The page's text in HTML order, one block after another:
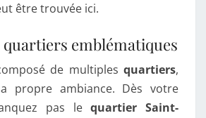
être trouvée ici.
quartiers emblématiques
de multiples quartiers,
propre ambiance. Dès votre
pas lequartier Saint-